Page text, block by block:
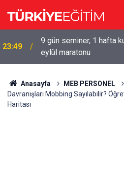
23:49
9 gün seminer, 1 hafta
eylül maratonu
Anasayfa MEB PERSONEL
Davranışları Mobbing Sayılabilir?
Haritası